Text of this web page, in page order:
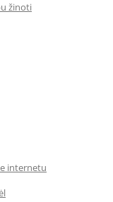
žinoti
internetu